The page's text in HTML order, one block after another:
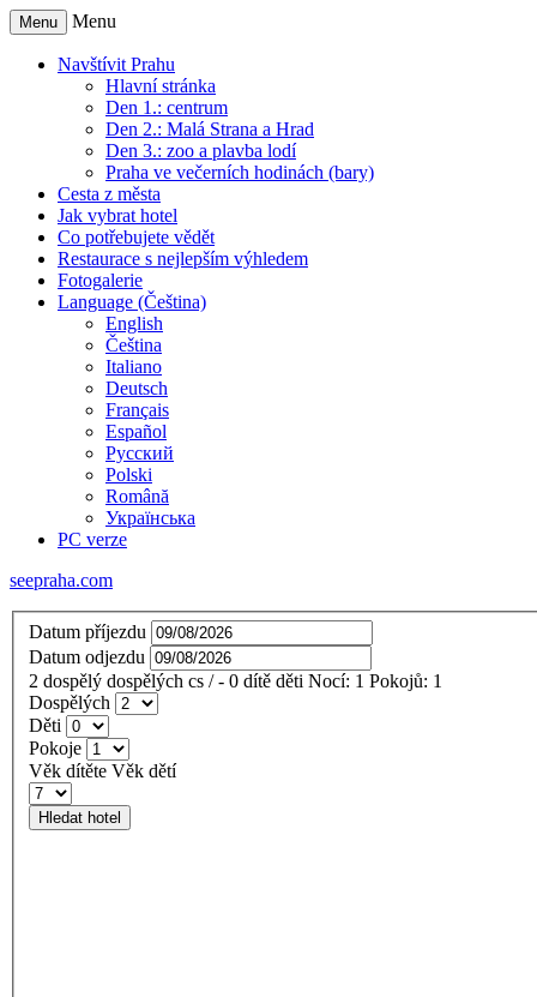
Menu Menu
Navštívit Prahu
Hlavní stránka
Den 1.: centrum
Den 2.: Malá Strana a Hrad
Den 3.: zoo a plavba lodí
Praha ve večerních hodinách (bary)
Cesta z města
Jak vybrat hotel
Co potřebujete vědět
Restaurace s nejlepším výhledem
Fotogalerie
Language (Čeština)
English
Čeština
Italiano
Deutsch
Français
Español
Русский
Polski
Română
Українська
PC verze
seepraha.com
Datum příjezdu
Datum odjezdu
2 dospělý dospělých cs / - 0 dítě děti Nocí: 1 Pokojů: 1
Dospělých
Děti
Pokoje
Věk dítěte Věk dětí
Hledat hotel